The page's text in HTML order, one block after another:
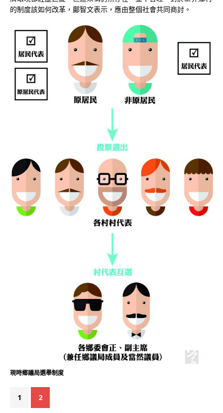
的制度該如何改革，鄺智文表示，應由整個社會共同商討。
現時鄉議局選舉制度
1 2